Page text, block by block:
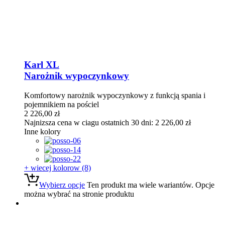
Karl XL
Narożnik wypoczynkowy
Komfortowy narożnik wypoczynkowy z funkcją spania i
pojemnikiem na pościel
2 226,00 zł
Najnizsza cena w ciagu ostatnich 30 dni: 2 226,00 zł
Inne kolory
+ wiecej kolorow (8)
Wybierz opcje Ten produkt ma wiele wariantów. Opcje
można wybrać na stronie produktu